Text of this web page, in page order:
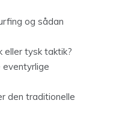
og sådan
eller tysk taktik?
eventyrlige
den traditionelle